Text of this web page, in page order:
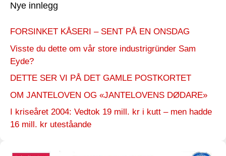
Nye innlegg
FORSINKET KÅSERI – SENT PÅ EN ONSDAG
Visste du dette om vår store industrigründer Sam
Eyde?
DETTE SER VI PÅ DET GAMLE POSTKORTET
OM JANTELOVEN OG «JANTELOVENS DØDARE»
I kriseåret 2004: Vedtok 19 mill. kr i kutt – men hadde
16 mill. kr uteståande